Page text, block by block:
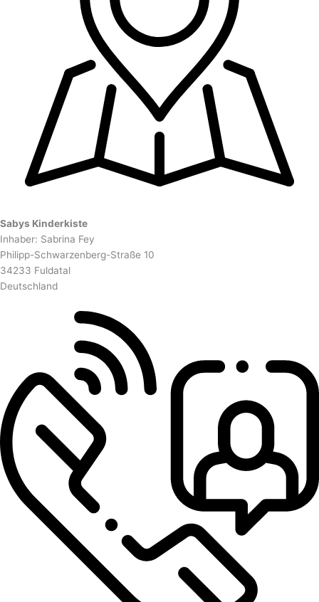
Sabys Kinderkiste
Inhaber: Sabrina Fey
Philipp-Schwarzenberg-Straße 10
34233 Fuldatal
Deutschland